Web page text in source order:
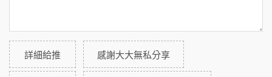
詳細給推 感謝大大無私分享